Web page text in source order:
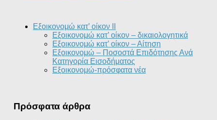
Εξοικονομώ κατ’ οίκον II
Εξοικονομώ κατ’ οίκον – δικαιολογητικά
Εξοικονομώ κατ’ οίκον – Αίτηση
Εξοικονομώ – Ποσοστά Επιδότησης Ανά
Κατηγορία Εισοδήματος
Εξοικονομώ-πρόσφατα νέα
Πρόσφατα άρθρα